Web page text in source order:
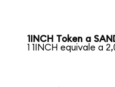
1INCH Token a
1 1INCH equivale a